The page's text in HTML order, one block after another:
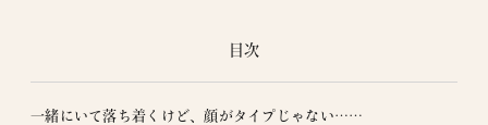
目次
一緒にいて落ち着くけど、顔がタイプじゃない……